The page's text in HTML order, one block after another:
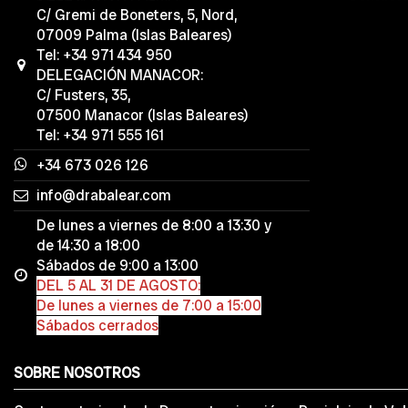
C/ Gremi de Boneters, 5, Nord,
07009 Palma (Islas Baleares)
Tel: +34 971 434 950
DELEGACIÓN MANACOR:
C/ Fusters, 35,
07500 Manacor (Islas Baleares)
Tel: +34 971 555 161
+34 673 026 126
info@drabalear.com
De lunes a viernes de 8:00 a 13:30 y
de 14:30 a 18:00
Sábados de 9:00 a 13:00
DEL 5 AL 31 DE AGOSTO:
De lunes a viernes de 7:00 a 15:00
Sábados cerrados
SOBRE NOSOTROS